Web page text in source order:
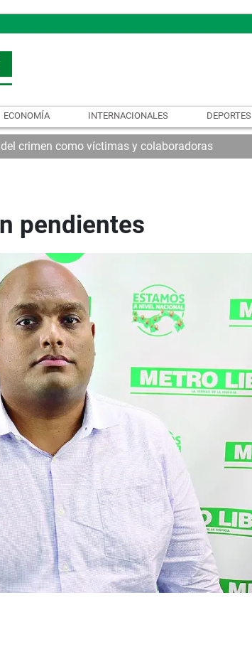
ECONOMÍA INTERNACIONALES DEPORTES
crimen como víctimas y colaboradoras
pendientes